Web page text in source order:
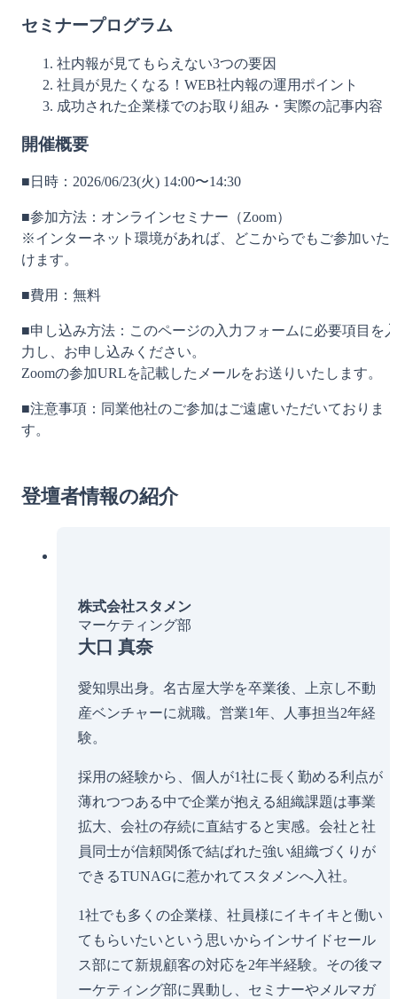
セミナープログラム
社内報が見てもらえない3つの要因
社員が見たくなる！WEB社内報の運用ポイント
成功された企業様でのお取り組み・実際の記事内容
開催概要
■日時：2026/06/23(火) 14:00〜14:30
■参加方法：オンラインセミナー（Zoom）
※インターネット環境があれば、どこからでもご参加いた
けます。
■費用：無料
■申し込み方法：このページの入力フォームに必要項目を
力し、お申し込みください。
Zoomの参加URLを記載したメールをお送りいたします。
■注意事項：同業他社のご参加はご遠慮いただいておりま
す。
登壇者情報の紹介
株式会社スタメン
マーケティング部
大口 真奈
愛知県出身。名古屋大学を卒業後、上京し不動
産ベンチャーに就職。営業1年、人事担当2年経
験。
採用の経験から、個人が1社に長く勤める利点が
薄れつつある中で企業が抱える組織課題は事業
拡大、会社の存続に直結すると実感。会社と社
員同士が信頼関係で結ばれた強い組織づくりが
できるTUNAGに惹かれてスタメンへ入社。
1社でも多くの企業様、社員様にイキイキと働い
てもらいたいという思いからインサイドセール
ス部にて新規顧客の対応を2年半経験。その後マ
ーケティング部に異動し、セミナーやメルマガ